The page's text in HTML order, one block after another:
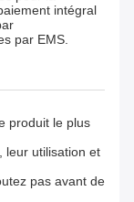
intégral
par EMS.
produit le plus
leur utilisation et
pas avant de